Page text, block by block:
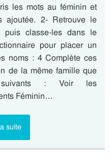
les mots au féminin et
ajoutée. 2- Retrouve le
puis classe-les dans le
pour placer un
noms : 4 Complète ces
de la même famille que
: Voir les
Féminin…
suite